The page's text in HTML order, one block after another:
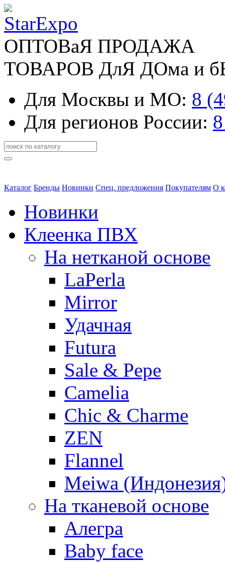
ОПТОВаЯ ПРОДАЖА
ТОВАРОВ ДлЯ ДОма и
Для Москвы и МО: 8
Для регионов России:
Каталог Бренды Новинки Спец. предложения Покупателям О
Новинки
Клеенка ПВХ
На нетканой основе
LaPerla
Mirror
Удачная
Futura
Sale & Pepe
Camelia
Chic & Charme
ZEN
Flannel
Meiwa
На тканевой основе
Алегра
Baby face